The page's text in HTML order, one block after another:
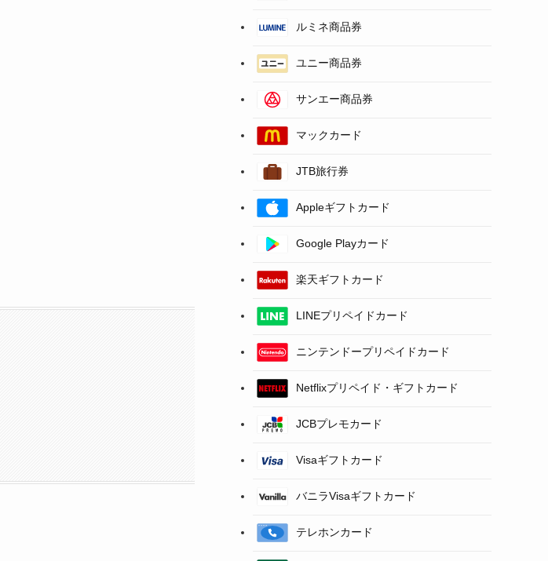
ルミネ商品券
ユニー商品券
サンエー商品券
マックカード
JTB旅行券
Appleギフトカード
Google Playカード
楽天ギフトカード
LINEプリペイドカード
ニンテンドープリペイドカード
Netflixプリペイド・ギフトカード
JCBプレモカード
Visaギフトカード
バニラVisaギフトカード
テレホンカード